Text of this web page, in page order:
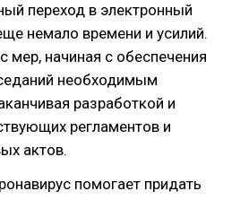
переход в электронный
немало времени и усилий.
мер, начиная с обеспечения
необходимым
разработкой и
регламентов и
актов.
помогает придать